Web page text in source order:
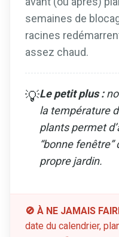
semaines de
racines
assez chaud.
💡Le petit plus :
la température
plants permet
“bonne
propre jardin.
🚫 À NE JAMAIS
date du calendrier,